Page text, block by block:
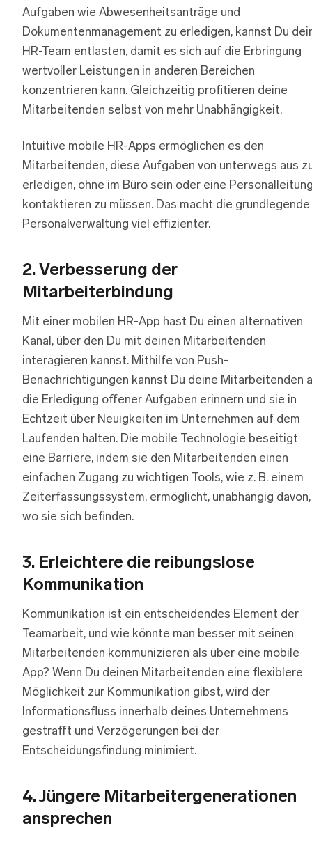
Aufgaben wie Abwesenheitsanträge und
Dokumentenmanagement zu erledigen, kannst Du
HR-Team entlasten, damit es sich auf die Erbringung
wertvoller Leistungen in anderen Bereichen
konzentrieren kann. Gleichzeitig profitieren deine
Mitarbeitenden selbst von mehr Unabhängigkeit.
Intuitive mobile HR-Apps ermöglichen es den
Mitarbeitenden, diese Aufgaben von unterwegs aus
erledigen, ohne im Büro sein oder eine
kontaktieren zu müssen. Das macht die grundlegende
Personalverwaltung viel effizienter.
2. Verbesserung der
Mitarbeiterbindung
Mit einer mobilen HR-App hast Du einen alternativen
Kanal, über den Du mit deinen Mitarbeitenden
interagieren kannst. Mithilfe von Push-
Benachrichtigungen kannst Du deine Mitarbeitenden
die Erledigung offener Aufgaben erinnern und sie in
Echtzeit über Neuigkeiten im Unternehmen auf dem
Laufenden halten. Die mobile Technologie beseitigt
eine Barriere, indem sie den Mitarbeitenden einen
einfachen Zugang zu wichtigen Tools, wie z. B. einem
Zeiterfassungssystem, ermöglicht, unabhängig davon,
wo sie sich befinden.
3. Erleichtere die reibungslose
Kommunikation
Kommunikation ist ein entscheidendes Element der
Teamarbeit, und wie könnte man besser mit seinen
Mitarbeitenden kommunizieren als über eine mobile
App? Wenn Du deinen Mitarbeitenden eine flexiblere
Möglichkeit zur Kommunikation gibst, wird der
Informationsfluss innerhalb deines Unternehmens
gestrafft und Verzögerungen bei der
Entscheidungsfindung minimiert.
4.Jüngere Mitarbeitergenerationen
ansprechen